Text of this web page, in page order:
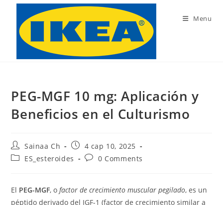
content
Menu
PEG-MGF 10 mg: Aplicación y
Beneficios en el Culturismo
Post
author:
Sainaa Ch
Post
published:
4 сар 10, 2025
PostES_esteroides
Post0 Comments
El PEG-MGF, ofactor de crecimiento muscular pegilado, es un
péptido derivado del IGF-1 (factor de crecimiento similar a